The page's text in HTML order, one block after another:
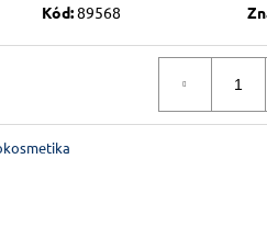
Kód:89568